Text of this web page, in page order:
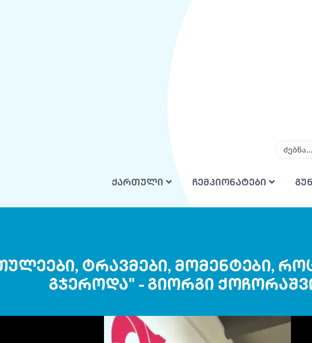
ქართული ჩემპიონატები
ტრავმები, მომენტები,
გჯეროდა" - გიორგი